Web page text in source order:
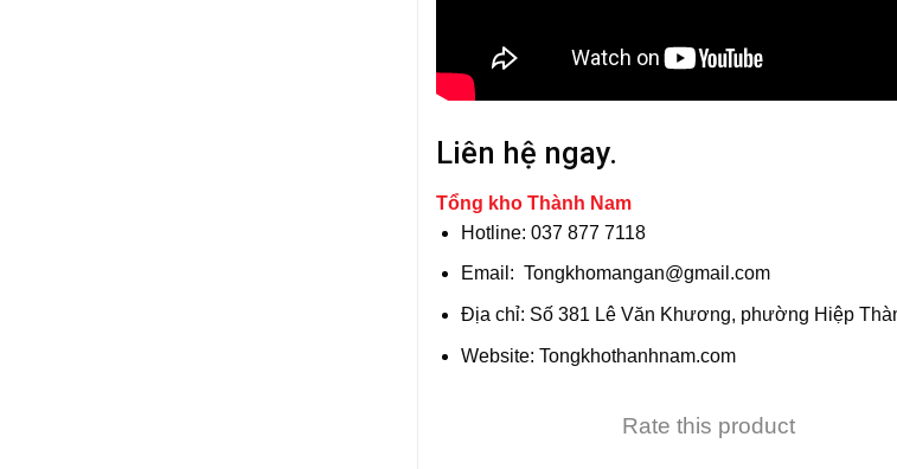
Liên hệ ngay.
Tổng kho Thành Nam
Hotline: 037 877 7118
Email: Tongkhomangan@gmail.com
Địa chỉ: Số 381 Lê Văn Khương, phường Hiệp
Website: Tongkhothanhnam.com
Rate this product